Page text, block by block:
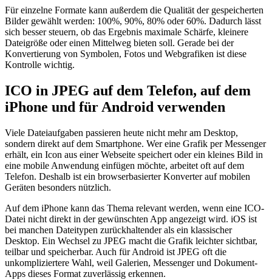
Für einzelne Formate kann außerdem die Qualität der gespeicherten
Bilder gewählt werden: 100%, 90%, 80% oder 60%. Dadurch lässt
sich besser steuern, ob das Ergebnis maximale Schärfe, kleinere
Dateigröße oder einen Mittelweg bieten soll. Gerade bei der
Konvertierung von Symbolen, Fotos und Webgrafiken ist diese
Kontrolle wichtig.
ICO in JPEG auf dem Telefon, auf dem
iPhone und für Android verwenden
Viele Dateiaufgaben passieren heute nicht mehr am Desktop,
sondern direkt auf dem Smartphone. Wer eine Grafik per Messenger
erhält, ein Icon aus einer Webseite speichert oder ein kleines Bild in
eine mobile Anwendung einfügen möchte, arbeitet oft auf dem
Telefon. Deshalb ist ein browserbasierter Konverter auf mobilen
Geräten besonders nützlich.
Auf dem iPhone kann das Thema relevant werden, wenn eine ICO-
Datei nicht direkt in der gewünschten App angezeigt wird. iOS ist
bei manchen Dateitypen zurückhaltender als ein klassischer
Desktop. Ein Wechsel zu JPEG macht die Grafik leichter sichtbar,
teilbar und speicherbar. Auch für Android ist JPEG oft die
unkompliziertere Wahl, weil Galerien, Messenger und Dokument-
Apps dieses Format zuverlässig erkennen.